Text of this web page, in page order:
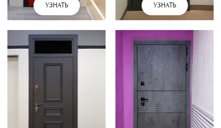
УЗНАТЬ УЗНАТЬ